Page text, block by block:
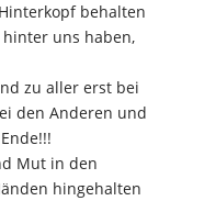
behalten
uns haben,
zu aller erst bei
den Anderen und
Mut in den
hingehalten